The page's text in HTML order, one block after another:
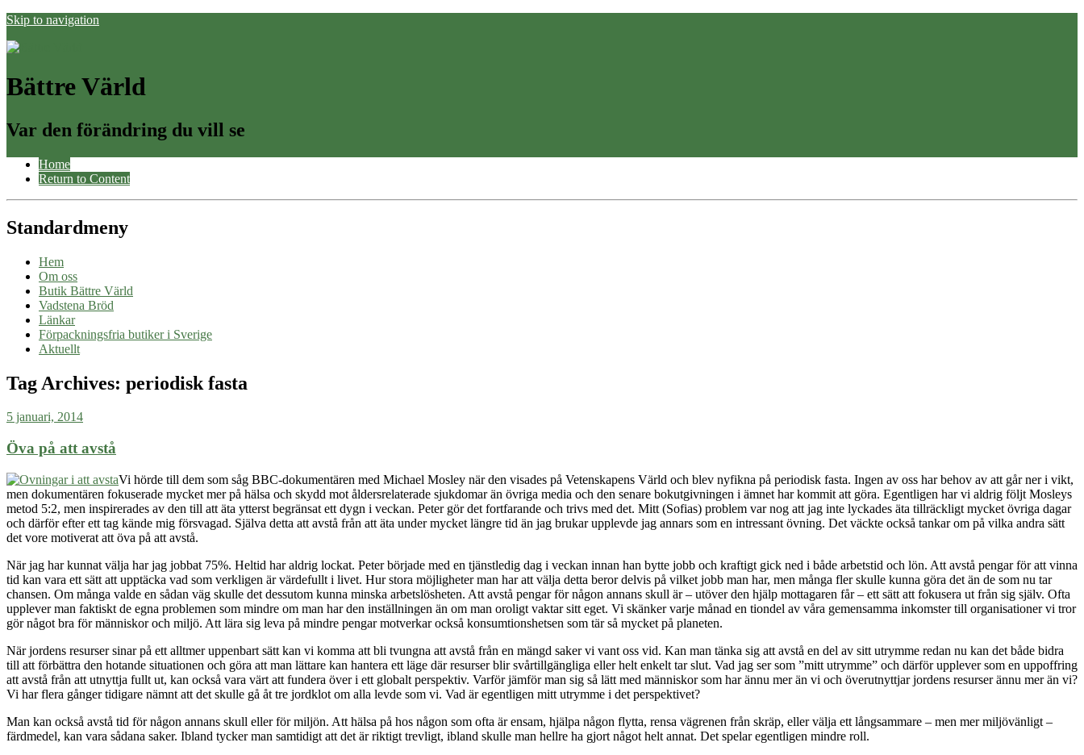
Skip to navigation
Bättre Värld
Var den förändring du vill se
Home
Return to Content
Standardmeny
Hem
Om oss
Butik Bättre Värld
Vadstena Bröd
Länkar
Förpackningsfria butiker i Sverige
Aktuellt
Tag Archives: periodisk fasta
5 januari, 2014
Öva på att avstå
Vi hörde till dem som såg BBC-dokumentären med Michael Mosley när den visades på Vetenskapens Värld och blev nyfikna på periodisk fasta. Ingen av oss har behov av att går ner i vikt,
men dokumentären fokuserade mycket mer på hälsa och skydd mot åldersrelaterade sjukdomar än övriga media och den senare bokutgivningen i ämnet har kommit att göra. Egentligen har vi aldrig följt Mosleys
metod 5:2, men inspirerades av den till att äta ytterst begränsat ett dygn i veckan. Peter gör det fortfarande och trivs med det. Mitt (Sofias) problem var nog att jag inte lyckades äta tillräckligt mycket övriga dagar
och därför efter ett tag kände mig försvagad. Själva detta att avstå från att äta under mycket längre tid än jag brukar upplevde jag annars som en intressant övning. Det väckte också tankar om på vilka andra sätt
det vore motiverat att öva på att avstå.
När jag har kunnat välja har jag jobbat 75%. Heltid har aldrig lockat. Peter började med en tjänstledig dag i veckan innan han bytte jobb och kraftigt gick ned i både arbetstid och lön. Att avstå pengar för att vinna
tid kan vara ett sätt att upptäcka vad som verkligen är värdefullt i livet. Hur stora möjligheter man har att välja detta beror delvis på vilket jobb man har, men många fler skulle kunna göra det än de som nu tar
chansen. Om många valde en sådan väg skulle det dessutom kunna minska arbetslösheten. Att avstå pengar för någon annans skull är – utöver den hjälp mottagaren får – ett sätt att fokusera ut från sig själv. Ofta
upplever man faktiskt de egna problemen som mindre om man har den inställningen än om man oroligt vaktar sitt eget. Vi skänker varje månad en tiondel av våra gemensamma inkomster till organisationer vi tror
gör något bra för människor och miljö. Att lära sig leva på mindre pengar motverkar också konsumtionshetsen som tär så mycket på planeten.
När jordens resurser sinar på ett alltmer uppenbart sätt kan vi komma att bli tvungna att avstå från en mängd saker vi vant oss vid. Kan man tänka sig att avstå en del av sitt utrymme redan nu kan det både bidra
till att förbättra den hotande situationen och göra att man lättare kan hantera ett läge där resurser blir svårtillgängliga eller helt enkelt tar slut. Vad jag ser som ”mitt utrymme” och därför upplever som en uppoffring
att avstå från att utnyttja fullt ut, kan också vara värt att fundera över i ett globalt perspektiv. Varför jämför man sig så lätt med människor som har ännu mer än vi och överutnyttjar jordens resurser ännu mer än vi?
Vi har flera gånger tidigare nämnt att det skulle gå åt tre jordklot om alla levde som vi. Vad är egentligen mitt utrymme i det perspektivet?
Man kan också avstå tid för någon annans skull eller för miljön. Att hälsa på hos någon som ofta är ensam, hjälpa någon flytta, rensa vägrenen från skräp, eller välja ett långsammare – men mer miljövänligt –
färdmedel, kan vara sådana saker. Ibland tycker man samtidigt att det är riktigt trevligt, ibland skulle man hellre ha gjort något helt annat. Det spelar egentligen mindre roll.